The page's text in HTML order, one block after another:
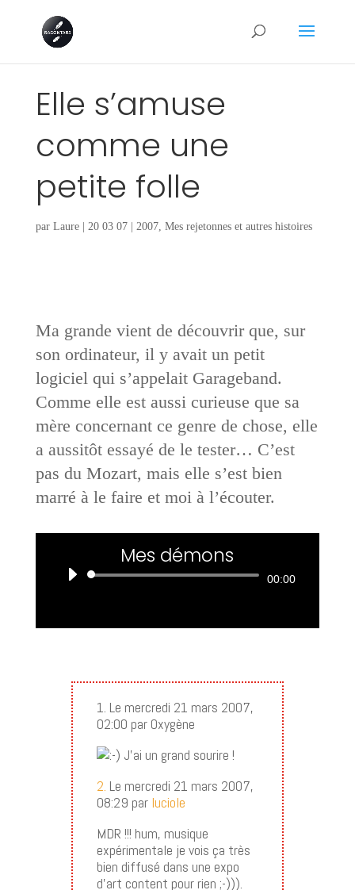
Elle s’amuse
comme une
petite folle
par Laure| 20 03 07| 2007, Mes rejetonnes et autres histoires
Ma grande vient de découvrir que, sur
son ordinateur, il y avait un petit
logiciel qui s’appelait Garageband.
Comme elle est aussi curieuse que sa
mère concernant ce genre de chose, elle
a aussitôt essayé de le tester… C’est
pas du Mozart, mais elle s’est bien
marré à le faire et moi à l’écouter.
Mes démons
Lecteur
00:00
1. Le mercredi 21 mars 2007,
02:00 par Oxygène
J’ai un grand sourire !
2. Le mercredi 21 mars 2007,
08:29 par luciole
MDR !!! hum, musique
expérimentale je vois ça très
bien diffusé dans une expo
d’art content pour rien ;-))).